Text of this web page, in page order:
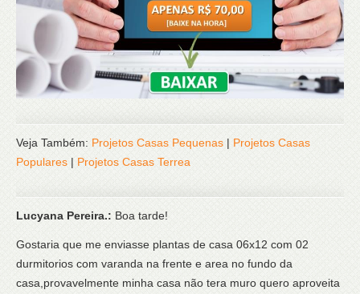
Veja Também: Projetos Casas Pequenas | Projetos Casas
Populares | Projetos Casas Terrea
Lucyana Pereira.: Boa tarde!
Gostaria que me enviasse plantas de casa 06x12 com 02
durmitorios com varanda na frente e area no fundo da
casa,provavelmente minha casa não tera muro quero aproveita